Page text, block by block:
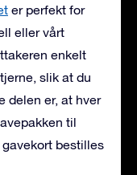
er perfekt for
eller vårt
enkelt
slik at du
delen er, at hver
til
bestilles